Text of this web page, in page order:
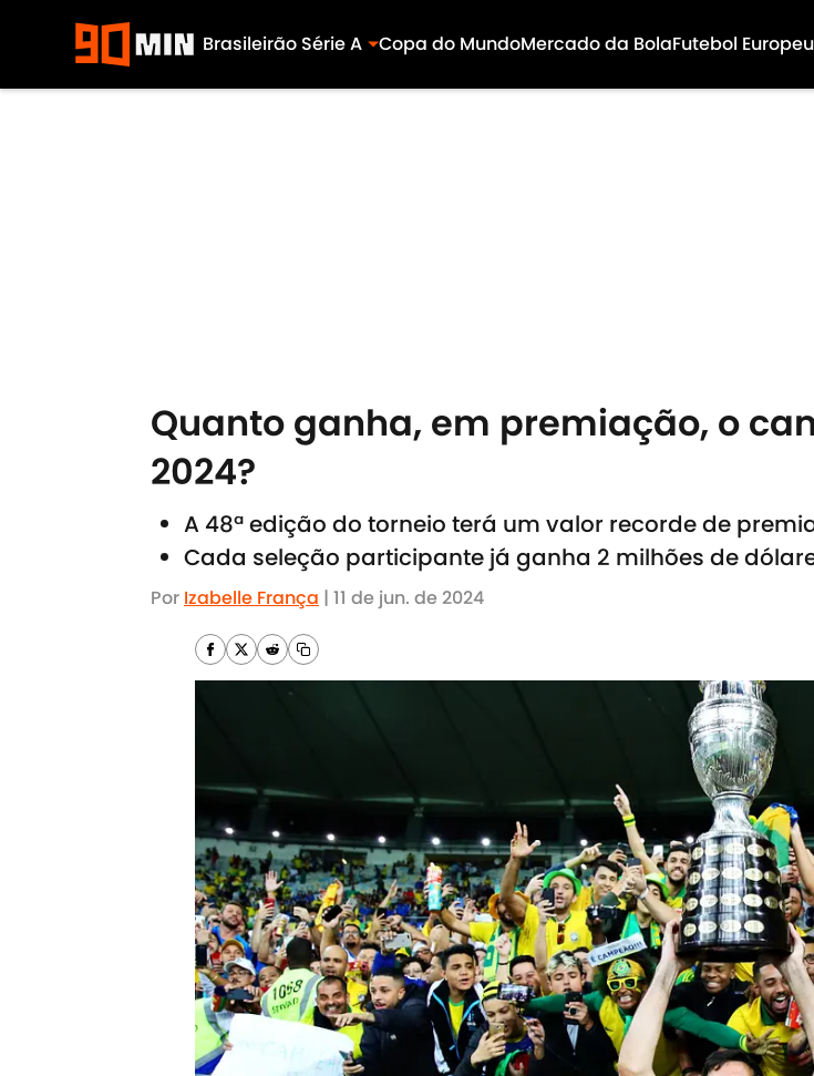
Brasileirão Série A Copa do MundoMercado da BolaFutebol Europeu
Quanto ganha, em premiação, o
2024?
A 48ª edição do torneio terá um valor recorde de
Cada seleção participante já ganha 2 milhões de
Por Izabelle França | 11 de jun. de 2024